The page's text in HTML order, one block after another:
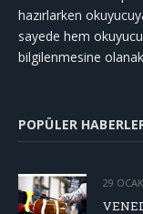
hazırlarken
sayede hem
bilgilenmesine
POPÜLER
29